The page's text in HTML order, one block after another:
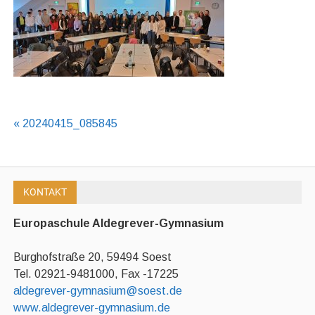
Beitragsnavigation
« 20240415_085845
KONTAKT
Europaschule Aldegrever-Gymnasium
Burghofstraße 20, 59494 Soest
Tel. 02921-9481000, Fax -17225
aldegrever-gymnasium@soest.de
www.aldegrever-gymnasium.de